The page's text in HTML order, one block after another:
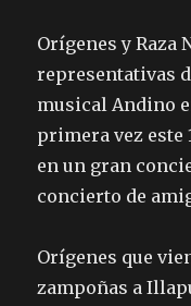
Orígenes y Raza
representativas
musical Andino
primera vez este
en un gran
concierto de
Orígenes que
zampoñas a